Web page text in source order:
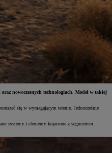
nowoczesnych technologiach. Model w takiej
się w wymagającym terenie. Jednocześnie
systemy i elementy kojarzone z segmentem